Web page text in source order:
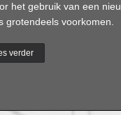
het gebruik van een
grotendeels voorkomen.
verder